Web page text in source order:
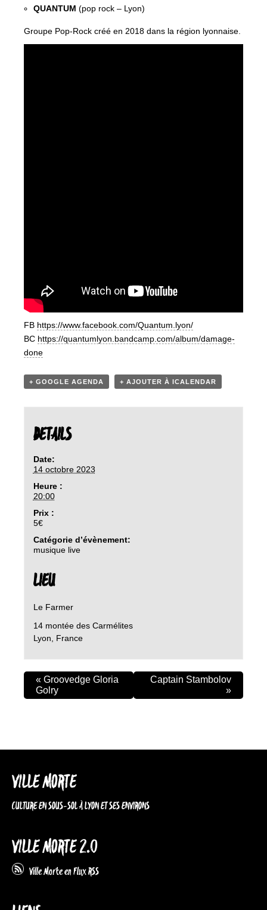
QUANTUM (pop rock – Lyon)
Groupe Pop-Rock créé en 2018 dans la région lyonnaise.
FB https://www.facebook.com/Quantum.lyon/
BC https://quantumlyon.bandcamp.com/album/damage-
done
+ GOOGLE AGENDA + AJOUTER À ICALENDAR
DETAILS
Date:
14 octobre 2023
Heure :
20:00
Prix :
5€
Catégorie d’évènement:
musique live
LIEU
Le Farmer
14 montée des Carmélites
Lyon
France
« Groovedge Gloria
Golry
Captain Stambolov
»
VILLE MORTE
CULTURE EN SOUS-SOL À LYON ET SES ENVIRONS
VILLE MORTE 2.0
Ville Morte en Flux RSS